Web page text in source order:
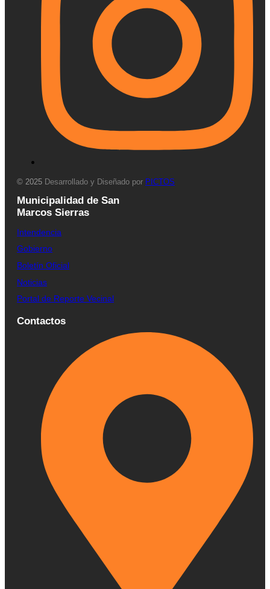
© 2025 Desarrollado y Diseñado por PICTOS
Municipalidad de San
Marcos Sierras
Intendencia
Gobierno
Boletín Oficial
Noticias
Portal de Reporte Vecinal
Contactos